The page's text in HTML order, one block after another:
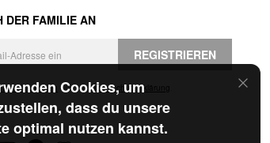
Cookies, um
dass du unsere
optimal nutzen kannst.
DER FAMILIE AN
REGISTRIEREN
und die Datenschutzerklärung